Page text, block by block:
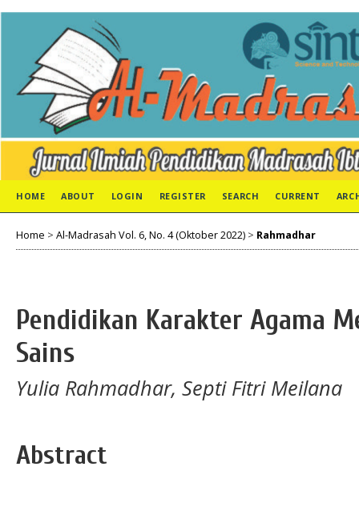
HOME ABOUT LOGIN REGISTER SEARCH CURRENT
Home > Al-Madrasah Vol. 6, No. 4 (Oktober 2022) > Rahmadhar
Pendidikan Karakter Agama
Sains
Yulia Rahmadhar, Septi Fitri Meilana
Abstract